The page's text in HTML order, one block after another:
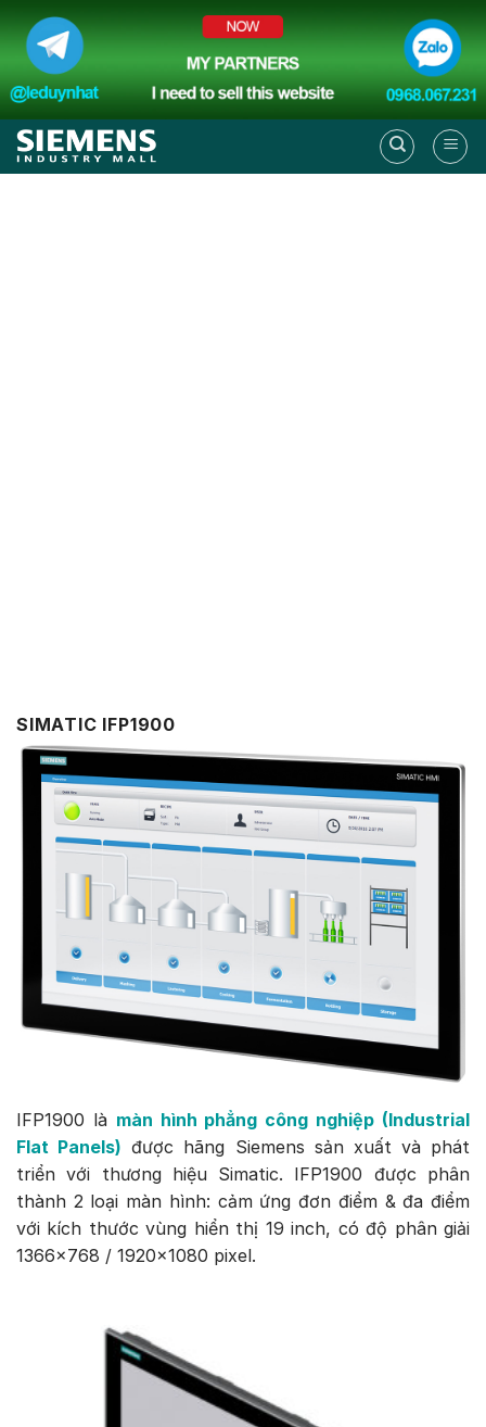
to
content
SIMATIC IFP1900
IFP1900 là màn hình phẳng công nghiệp (Industrial
Flat Panels) được hãng Siemens sản xuất và phát
triển với thương hiệu Simatic. IFP1900 được phân
thành 2 loại màn hình: cảm ứng đơn điểm & đa điểm
với kích thước vùng hiển thị 19 inch, có độ phân giải
1366×768 / 1920×1080 pixel.